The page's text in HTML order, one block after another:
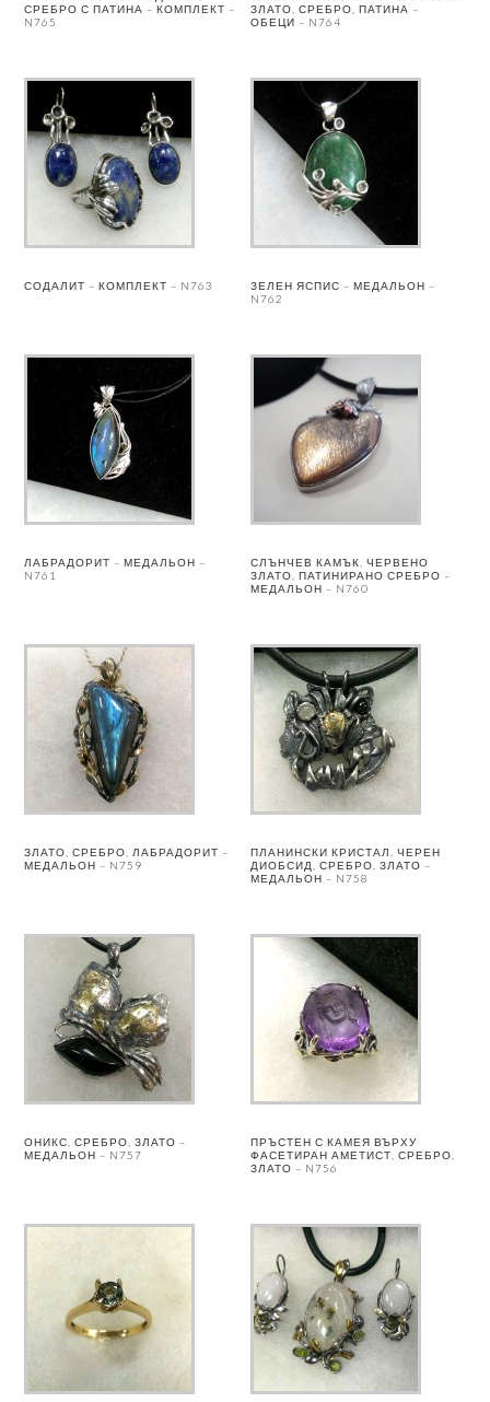
СРЕБРО С ПАТИНА – КОМПЛЕКТ –
N765
ЗЛАТО, СРЕБРО, ПАТИНА –
ОБЕЦИ – N764
СОДАЛИТ – КОМПЛЕКТ – N763
ЗЕЛЕН ЯСПИС – МЕДАЛЬОН –
N762
ЛАБРАДОРИТ – МЕДАЛЬОН –
N761
СЛЪНЧЕВ КАМЪК, ЧЕРВЕНО
ЗЛАТО, ПАТИНИРАНО СРЕБРО –
МЕДАЛЬОН – N760
ЗЛАТО, СРЕБРО, ЛАБРАДОРИТ –
МЕДАЛЬОН – N759
ПЛАНИНСКИ КРИСТАЛ, ЧЕРЕН
ДИОБСИД, СРЕБРО, ЗЛАТО –
МЕДАЛЬОН – N758
ОНИКС, СРЕБРО, ЗЛАТО –
МЕДАЛЬОН – N757
ПРЪСТЕН С КАМЕЯ ВЪРХУ
ФАСЕТИРАН АМЕТИСТ, СРЕБРО,
ЗЛАТО – N756